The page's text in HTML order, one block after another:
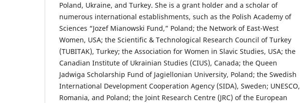
Poland, Ukraine, and Turkey. She is a grant holder and a scholar of
numerous international establishments, such as the Polish Academy of
Sciences “Jozef Mianowski Fund,” Poland; the Network of East-West
Women, USA; the Scientific & Technological Research Council of Turkey
(TUBITAK), Turkey; the Association for Women in Slavic Studies, USA; the
Canadian Institute of Ukrainian Studies (CIUS), Canada; the Queen
Jadwiga Scholarship Fund of Jagiellonian University, Poland; the Swedish
International Development Cooperation Agency (SIDA), Sweden; UNESCO,
Romania, and Poland; the Joint Research Centre (JRC) of the European